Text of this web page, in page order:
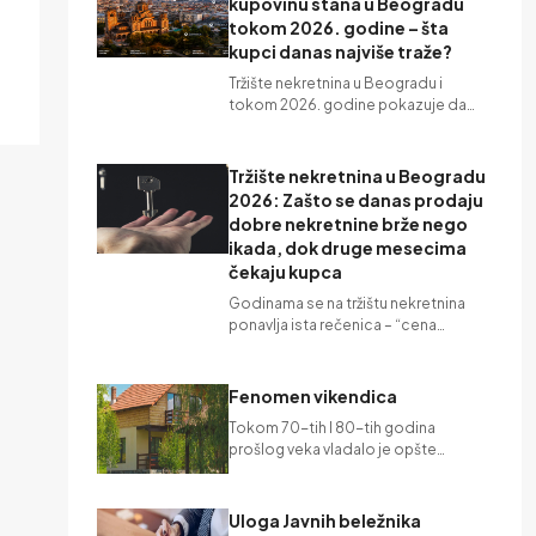
tokom 2026. godine – šta
kupci danas najviše traže?
Tržište nekretnina u Beogradu i
tokom 2026. godine pokazuje da…
Tržište nekretnina u Beogradu
2026: Zašto se danas prodaju
dobre nekretnine brže nego
ikada, dok druge mesecima
čekaju kupca
Godinama se na tržištu nekretnina
ponavlja ista rečenica – “cena…
Fenomen vikendica
Tokom 70-tih I 80-tih godina
prošlog veka vladalo je opšte…
Uloga Javnih beležnika